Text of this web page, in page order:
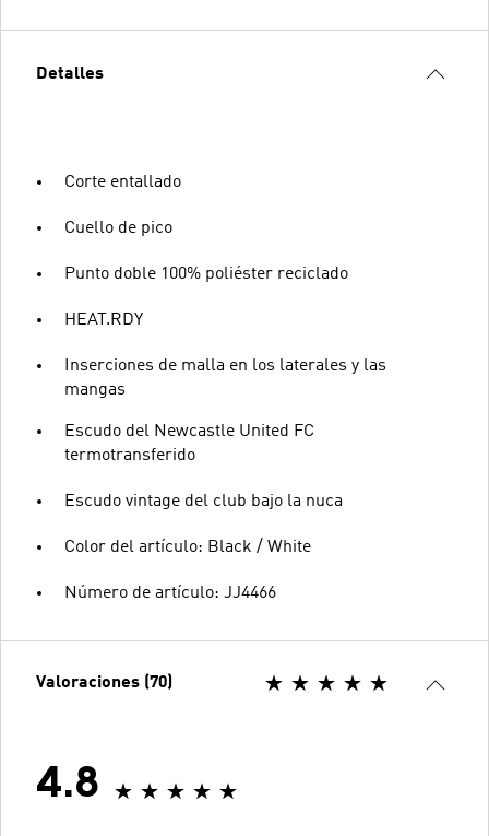
Detalles
Corte entallado
Cuello de pico
Punto doble 100% poliéster reciclado
HEAT.RDY
Inserciones de malla en los laterales y las
mangas
Escudo del Newcastle United FC
termotransferido
Escudo vintage del club bajo la nuca
Color del artículo: Black / White
Número de artículo: JJ4466
Valoraciones (70)
4.8